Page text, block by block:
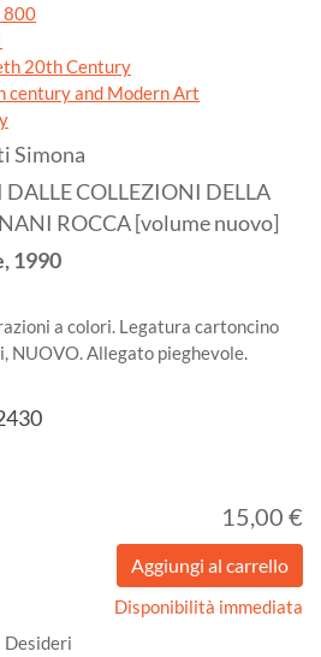
800
20th Century
and Modern Art
Simona
COLLEZIONI DELLA
ROCCA [volume nuovo]
1990
a colori. Legatura cartoncino
NUOVO. Allegato pieghevole.
15,00 €
Disponibilità immediata
Desideri